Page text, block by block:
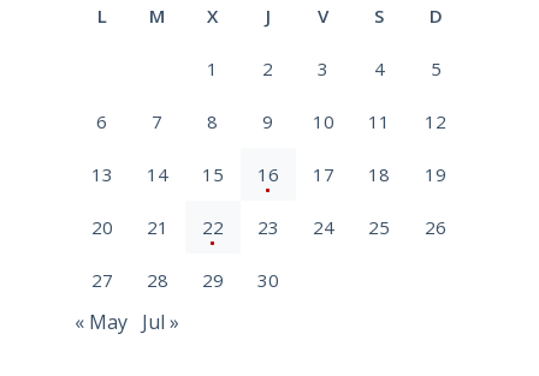
L M X J V S D
1 2 3 4 5
6 7 8 9 10 11 12
13 14 15 16 17 18 19
20 21 22 23 24 25 26
27 28 29 30
« May Jul »